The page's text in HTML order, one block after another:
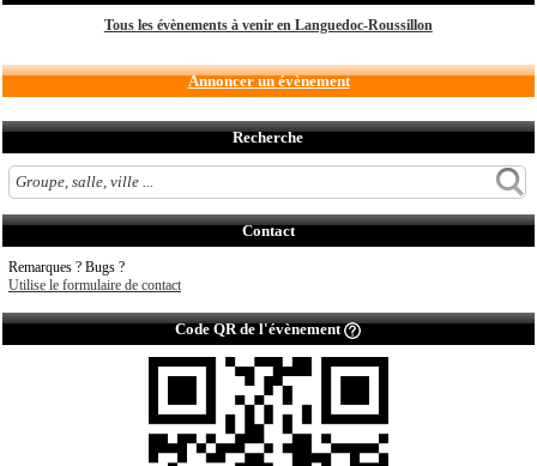
Tous les évènements à venir en Languedoc-Roussillon
Annoncer un évènement
Recherche
Contact
Remarques ? Bugs ?
Utilise le formulaire de contact
Code QR de l'évènement